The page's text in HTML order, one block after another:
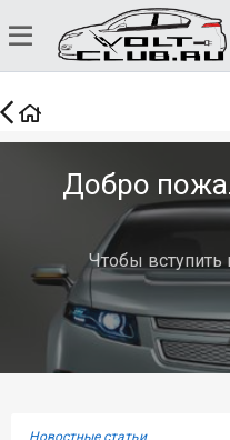
Добро
Чтобы вступить